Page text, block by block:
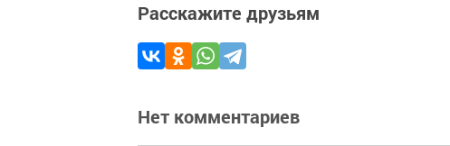
Расскажите друзьям
Нет комментариев